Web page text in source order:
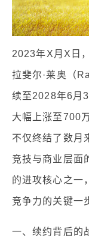
2023年X月X日
拉斐尔·莱奥（
续至2028年6月
大幅上涨至700
不仅终结了数月
竞技与商业层面
的进攻核心之一
竞争力的关键一
一、续约背后的